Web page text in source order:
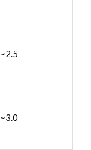
~2.5
~3.0